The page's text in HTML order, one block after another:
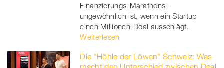
Finanzierungs-Marathons –
ungewöhnlich ist, wenn ein Startup
einen Millionen-Deal ausschlägt.
Weiterlesen
Die "Höhle der Löwen" Schweiz: Was